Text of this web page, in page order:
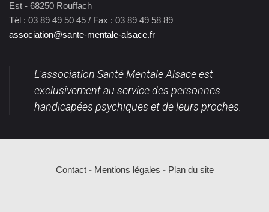
Est - 68250 Rouffach
Tél : 03 89 49 50 45 / Fax : 03 89 49 58 89
association@sante-mentale-alsace.fr
L'association Santé Mentale Alsace est
exclusivement au service des personnes
handicapées psychiques et de leurs proches.
Contact- Mentions légales - Plan du site